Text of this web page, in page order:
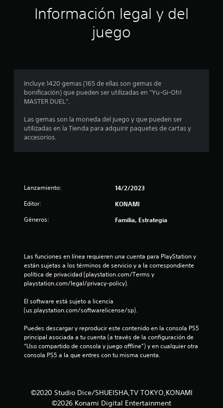
a
o
s
Información legal y del
juego
Incluye 1420 gemas (165 de ellas son gemas de
bonificación) que pueden ser utilizadas en "Yu-Gi-Oh!
MASTER DUEL".
Las gemas son la moneda del juego y que pueden ser
utilizadas en la Tienda para adquirir paquetes de cartas y
accesorios.
Lanzamiento: 14/2/2023
Editor: KONAMI
Géneros: Familia, Estrategia
Las funciones en línea requieren una cuenta para PlayStation y
están sujetas a los términos de servicio y a la correspondiente
política de privacidad (playstation.com/Terms y
playstation.com/legal/privacy-policy).
El software está sujeto a licencia
(us.playstation.com/softwarelicense/sp).
Puedes descargar y reproducir este contenido en la consola PS5
principal asociada a tu cuenta (a través de la configuración de
“Uso compartido de consola y juego offline”) y en cualquier otra
consola PS5 a la que entres con tu misma cuenta.
©2020 Studio Dice/SHUEISHA,TV TOKYO,KONAMI
©2026 Konami Digital Entertainment